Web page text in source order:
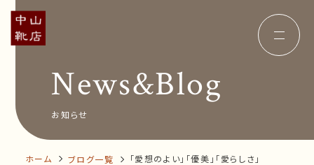
Concept コンセプト
Insole オーダー中敷き
News&Blog
会社概要
News&Blog
お知らせ
ホーム ブログ一覧 「愛想のよい」「優美」「愛らしさ」